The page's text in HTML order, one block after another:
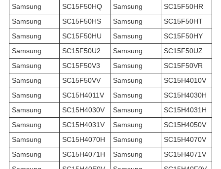
Samsung SC15F50HQ Samsung
SC15F50HR
Samsung
SC15F50HS Samsung
SC15F50HT
Samsung
SC15F50HU Samsung
SC15F50HY
Samsung
SC15F50U2 Samsung
SC15F50UZ
Samsung
SC15F50V3 Samsung
SC15F50VR
Samsung
SC15F50VV Samsung
SC15H4010V
Samsung
SC15H4011V Samsung
SC15H4030H
Samsung
SC15H4030V Samsung
SC15H4031H
Samsung
SC15H4031V Samsung
SC15H4050V
Samsung
SC15H4070H Samsung
SC15H4070V
Samsung
SC15H4071H Samsung
SC15H4071V